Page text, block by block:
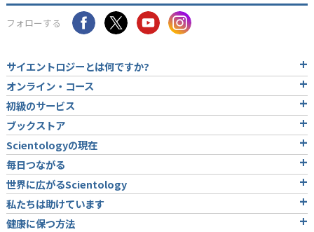
フォローする
サイエントロジーとは何ですか?
オンライン・コース
初級のサービス
ブックストア
Scientologyの現在
毎日つながる
世界に広がるScientology
私たちは助けています
健康に保つ方法